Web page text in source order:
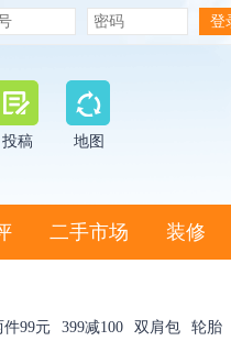
投稿
地图
二手市场 装修
件99元 399减100 双肩包 轮胎